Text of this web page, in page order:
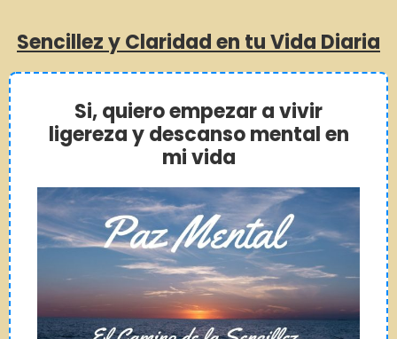
Sencillez y Claridad en tu Vida Diaria
Si, quiero empezar a vivir
ligereza y descanso mental en
mi vida